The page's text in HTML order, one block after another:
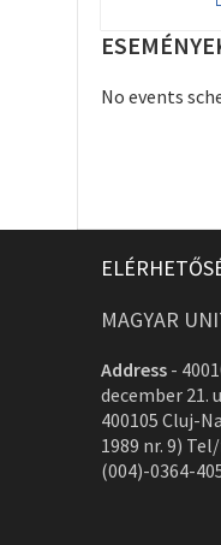
No events
MAGYAR
Address -
december 21.
400105 Cluj-
1989 nr. 9)
(004)-0364-